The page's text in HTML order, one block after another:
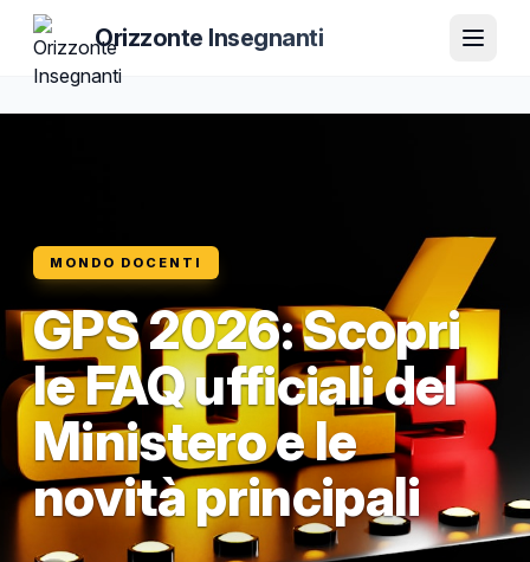
Orizzonte Insegnanti
MONDO DOCENTI
GPS 2026: Scopri
le FAQ ufficiali del
Ministero e le
novità principali